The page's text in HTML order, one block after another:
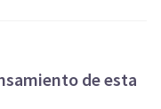
de esta